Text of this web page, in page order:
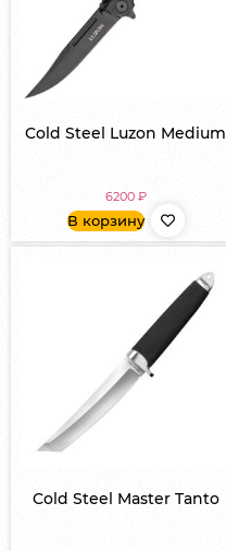
Cold Steel Luzon Medium
6200 ₽
В корзину
Cold Steel Master Tanto